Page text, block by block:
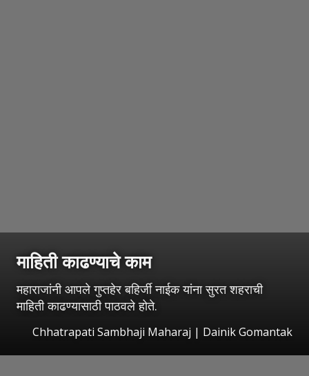
माहिती काढण्याचे काम
महाराजांनी आपले गुप्तहेर बहिर्जी नाईक यांना सुरत शहराची
माहिती काढण्यासाठी पाठवले होते.
Chhatrapati Sambhaji Maharaj | Dainik Gomantak